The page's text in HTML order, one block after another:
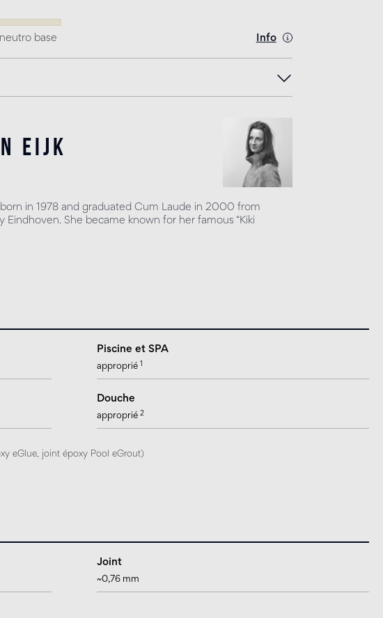
base Info
eijk
born in 1978 and graduated Cum Laude in 2000 from
Eindhoven. She became known for her famous “Kiki
Piscine et SPA
approprié 1
Douche
approprié 2
eGlue, joint époxy Pool eGrout)
Joint
~0,76 mm